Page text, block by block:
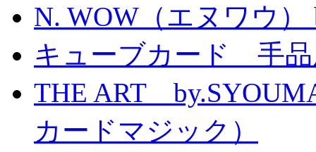
N. WOW（エヌワウ）
キューブカード 手
THE ART
カードマジック）